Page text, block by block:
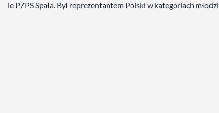
ie PZPS Spała. Był reprezentantem Polski w kategoriach